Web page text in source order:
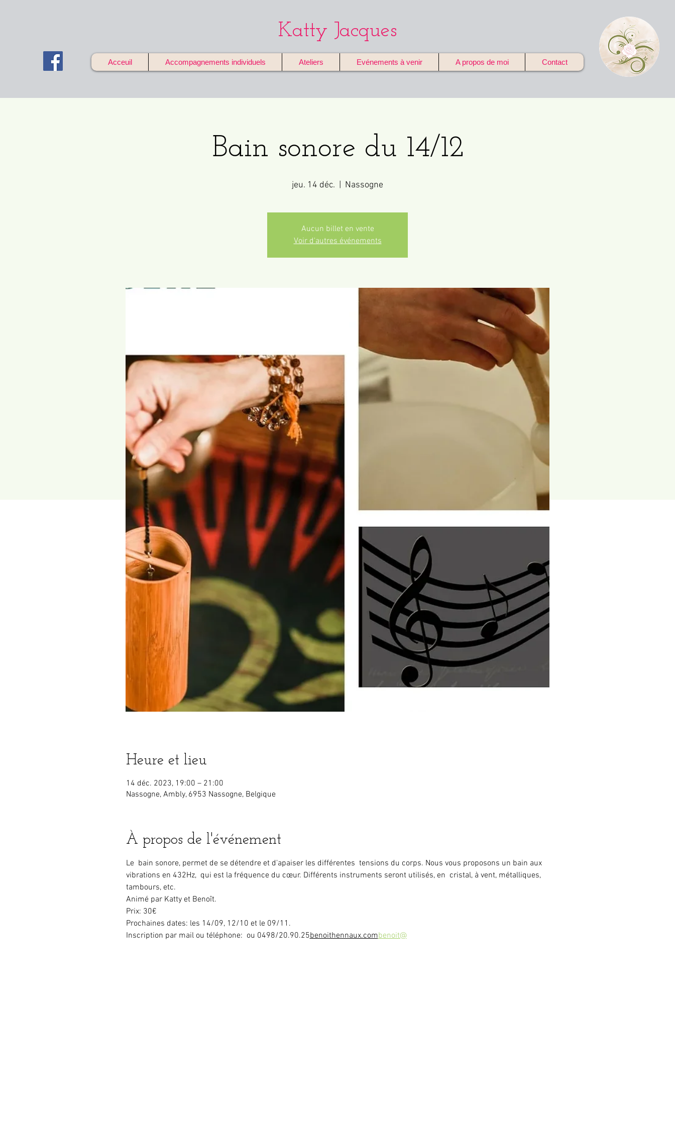
Katty Jacques
Acceuil Accompagnements individuels Ateliers Evénements à venir A propos de moi Contact
Bain sonore du 14/12
jeu. 14 déc. Nassogne
Aucun billet en vente
Voir d'autres événements
Heure et lieu
14 déc. 2023, 19:00 – 21:00
Nassogne, Ambly, 6953 Nassogne, Belgique
À propos de l'événement
Le  bain sonore, permet de se détendre et d'apaiser les différentes  tensions du corps. Nous vous proposons un bain aux
vibrations en 432Hz,  qui est la fréquence du cœur. Différents instruments seront utilisés, en  cristal, à vent, métalliques,
tambours, etc.
Animé par Katty et Benoît.
Prix: 30€
Prochaines dates: les 14/09, 12/10 et le 09/11.
Inscription par mail ou téléphone: ou 0498/20.90.25benoithennaux.combenoit@